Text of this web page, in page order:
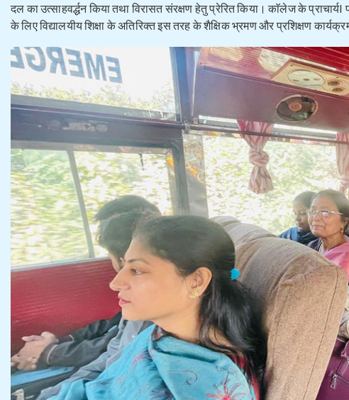
दल का उत्साहवर्द्धन किया तथा विरासत संरक्षण हेतु प्रेरित किया। काॅलेज के
के लिए विद्यालयीय शिक्षा के अतिरिक्त इस तरह के शैक्षिक भ्रमण और प्रशिक्षण